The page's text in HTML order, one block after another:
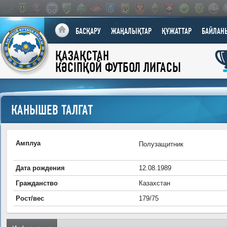
БАСҚАРУ ЖАҢАЛЫҚТАР ҚҰЖАТТАР
ҚАЗАҚСТАН
КӘСІПҚОЙ ФУТБОЛ ЛИГАСЫ
КАНЫШЕВ ТАЛГАТ
Амплуа Полузащитник
Дата рождения
12.08.1989
Гражданство
Казахстан
Рост/вес
179/75